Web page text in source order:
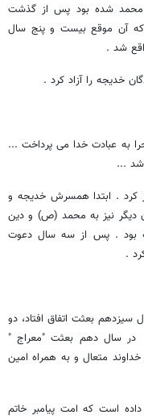
محمد شده بود پس از گذشت
آن موقع بیست و پنج سال
شد .
خدیجه را آزاد کرد .
27 رجب در غار حرا به عبادت خدا می پرداخت ...
شد ...
کرد . ابتدا همسرش خدیجه و
دیگر نیز به محمد (ص) و دین
بود . پس از سه سال دعوت
.
بعثت اتفاق افتاد، دو
در سال دهم بعثت "معراج "
خداوند متعال و به همراه امین
است که امت پیامبر خاتم